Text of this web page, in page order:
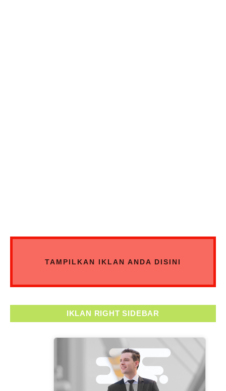
TAMPILKAN IKLAN ANDA DISINI
IKLAN RIGHT SIDEBAR